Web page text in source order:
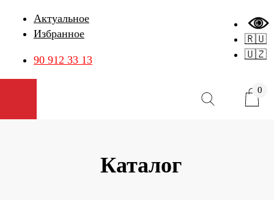
Актуальное
Избранное
90 912 33 13
🇷🇺
🇺🇿
0
Каталог